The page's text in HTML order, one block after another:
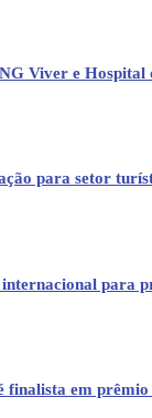
Viver e
para setor
para
finalista em